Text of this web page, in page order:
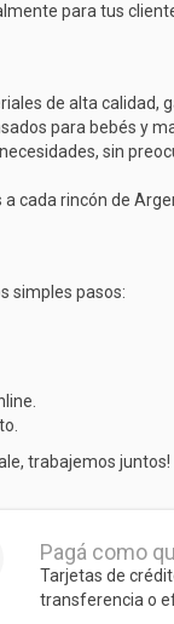
para tus
de alta calidad,
para bebés y
sin
cada rincón de
simples pasos:
trabajemos juntos!
Pagá como
Tarjetas de
transferencia o